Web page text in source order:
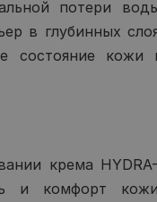
потери
в глубинных
состояние
крема
и комфорт